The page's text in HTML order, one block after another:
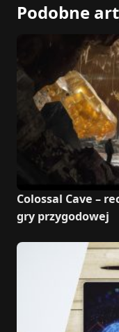
Podobne
Colossal Cave –
gry przygodowej